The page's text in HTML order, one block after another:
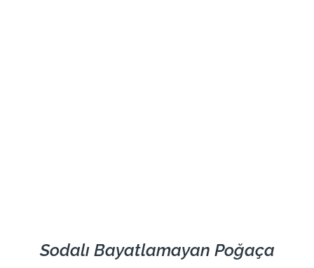
Sodalı Bayatlamayan Poğaça